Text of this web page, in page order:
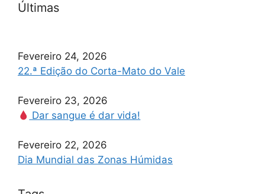
Últimas
Fevereiro 24, 2026
22.ª Edição do Corta-Mato do Vale
Fevereiro 23, 2026
Dar sangue é dar vida!
Fevereiro 22, 2026
Dia Mundial das Zonas Húmidas